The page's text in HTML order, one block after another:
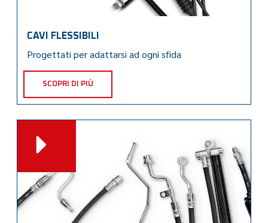
CAVI FLESSIBILI
Progettati per adattarsi ad ogni sfida
SCOPRI DI PIÙ